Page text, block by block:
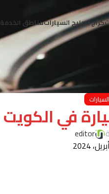
كراج تصليح السياراتمناطق الخدمة
في الكويت
editor